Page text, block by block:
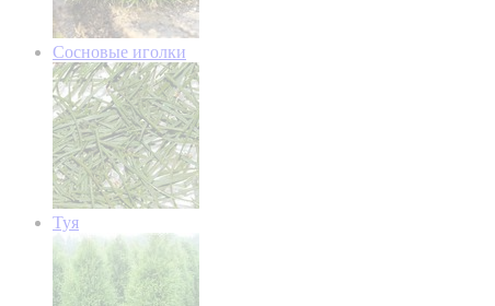
Сосновые иголки
Туя